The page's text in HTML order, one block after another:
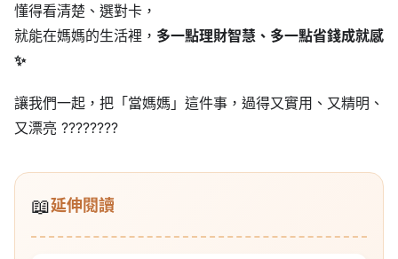
懂得看清楚、選對卡，
就能在媽媽的生活裡， 多一點理財智慧、多一點省錢成就感
✨
讓我們一起，把「當媽媽」這件事，過得又實用、又精明、
又漂亮 ????????
📖延伸閱讀